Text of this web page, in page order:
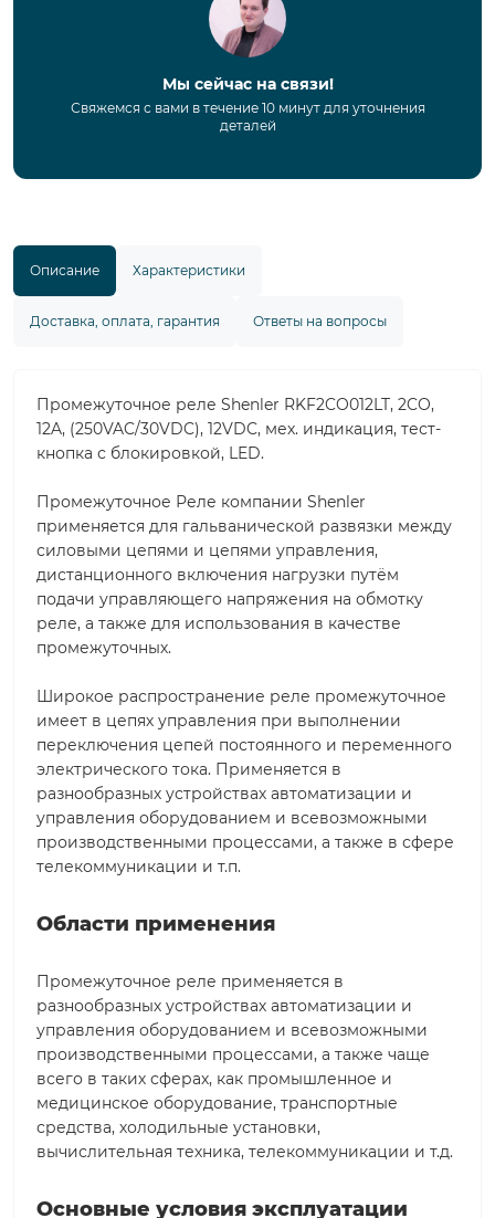
Мы сейчас на связи!
Свяжемся с вами в течение 10 минут для уточнения
деталей
Описание Характеристики
Доставка, оплата, гарантия Ответы на вопросы
Промежуточное реле Shenler RKF2CO012LT, 2CO,
12A, (250VAC/30VDC), 12VDC, мех. индикация, тест-
кнопка с блокировкой, LED.
Промежуточное Реле компании Shenler
применяется для гальванической развязки между
силовыми цепями и цепями управления,
дистанционного включения нагрузки путём
подачи управляющего напряжения на обмотку
реле, а также для использования в качестве
промежуточных.
Широкое распространение реле промежуточное
имеет в цепях управления при выполнении
переключения цепей постоянного и переменного
электрического тока. Применяется в
разнообразных устройствах автоматизации и
управления оборудованием и всевозможными
производственными процессами, а также в сфере
телекоммуникации и т.п.
Области применения
Промежуточное реле применяется в
разнообразных устройствах автоматизации и
управления оборудованием и всевозможными
производственными процессами, а также чаще
всего в таких сферах, как промышленное и
медицинское оборудование, транспортные
средства, холодильные установки,
вычислительная техника, телекоммуникации и т.д.
Основные условия эксплуатации